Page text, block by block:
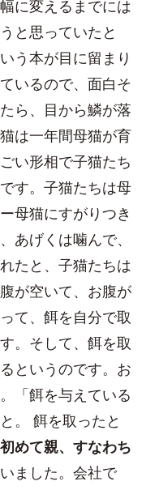
に変えるまでには
と思っていたと
う本が目に留まり
いるので、面白そ
ら、目から鱗が落
は一年間母猫が育
い形相で子猫たち
す。子猫たちは母
母猫にすがりつき
あげくは噛んで、
たと、子猫たちは
が空いて、お腹が
て、餌を自分で取
。そして、餌を取
というのです。お
「餌を与えている
。 餌を取ったと
めて親、すなわち
ました。会社で